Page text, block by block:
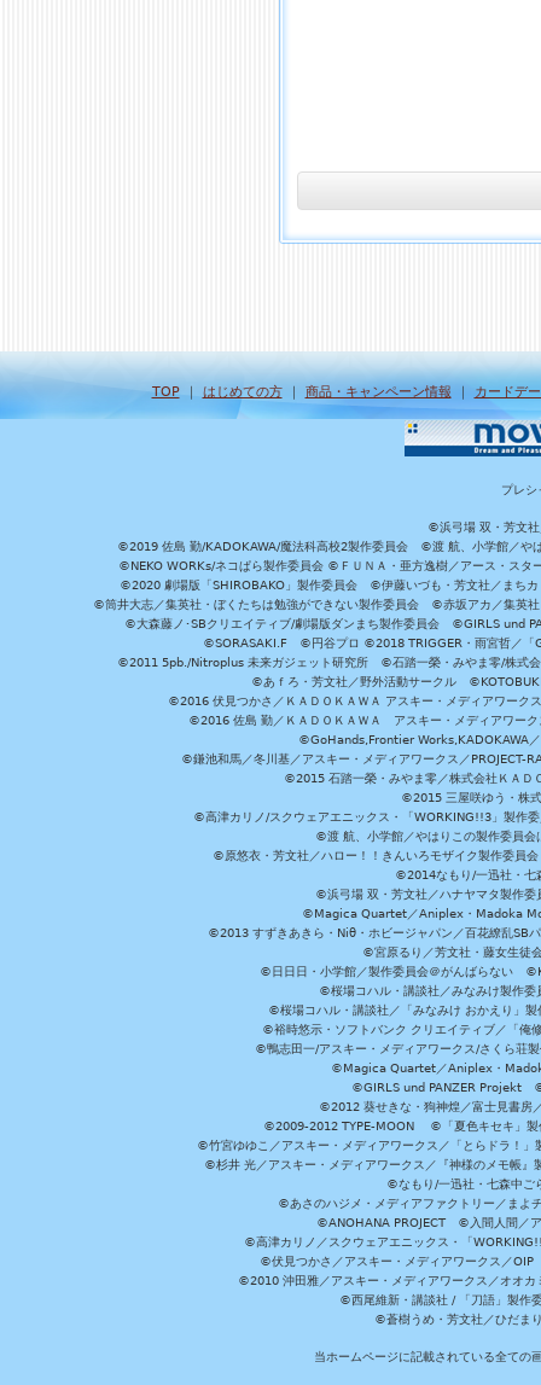
TOP｜ はじめての方｜ 商品・キャンペーン情報 ｜ カードデ
プレシ
©浜弓場 双・芳文社
©2019 佐島 勤/KADOKAWA/魔法科高校2製作委員会 ©渡 航、小学館／や
©NEKO WORKs/ネコぱら製作委員会 ©ＦＵＮＡ・亜方逸樹／アース・ス
©2020 劇場版「SHIROBAKO」製作委員会 ©伊藤いづも・芳文社／まち
©筒井大志／集英社・ぼくたちは勉強ができない製作委員会 ©赤坂アカ／集英
©大森藤ノ･SBクリエイティブ/劇場版ダンまち製作委員会 ©GIRLS und
©SORASAKI.F ©円谷プロ ©2018 TRIGGER・雨宮哲／
©2011 5pb./Nitroplus 未来ガジェット研究所 ©石踏一榮・みやま零/株式
©あｆろ・芳文社／野外活動サークル
©2016 伏見つかさ／ＫＡＤＯＫＡＷＡ アスキー・メディアワー
©2016 佐島 勤／ＫＡＤＯＫＡＷＡ アスキー・メディアワ
©GoHands,Frontier Works,KADOKAWA
©鎌池和馬／冬川基／アスキー・メディアワークス／
©2015 石踏一榮・みやま零／株式会社ＫＡＤ
©2015 三屋咲ゆう・株
©高津カリノ/スクウェアエニックス・「WORKING!!3」製作
©渡 航、小学館／やはりこの製作委員
©原悠衣・芳文社／ハロー！！きんいろモザイク製作委員
©2014なもり/一迅社・
©浜弓場 双・芳文社／ハナヤマタ製作
©Magica Quartet／Aniplex・Madoka
©2013 すずきあきら・Niθ・ホビージャパン／百花繚乱
©宮原るり／芳文社・藤女生徒
©日日日・小学館／製作委員会＠がんばらない
©桜場コハル・講談社／みなみけ製作
©桜場コハル・講談社／「みなみけ おかえり」
©裕時悠示・ソフトバンク クリエイティブ／「
©鴨志田一/アスキー・メディアワークス/さく
©Magica Quartet／Aniplex・
©GIRLS und PANZER Projekt ©
©2012 葵せきな・狗神煌／富士見書
©2009-2012 TYPE-MOON ©「夏色キセキ」製
©竹宮ゆゆこ／アスキー・メディアワークス／「とらドラ！
©杉井 光／アスキー・メディアワークス／『神様のメモ帳
©なもり/一迅社・七森中
©あさのハジメ・メディアファクトリー／ま
©ANOHANA PROJECT ©入間人間／ア
©高津カリノ／スクウェアエニックス・「
©伏見つかさ／アスキー・メディアワークス／
©2010 沖田雅／アスキー・メディアワークス／オオ
©西尾維新・講談社 / 「刀語」製作
©蒼樹うめ・芳文社／ひだま
当ホームページに記載されている全ての